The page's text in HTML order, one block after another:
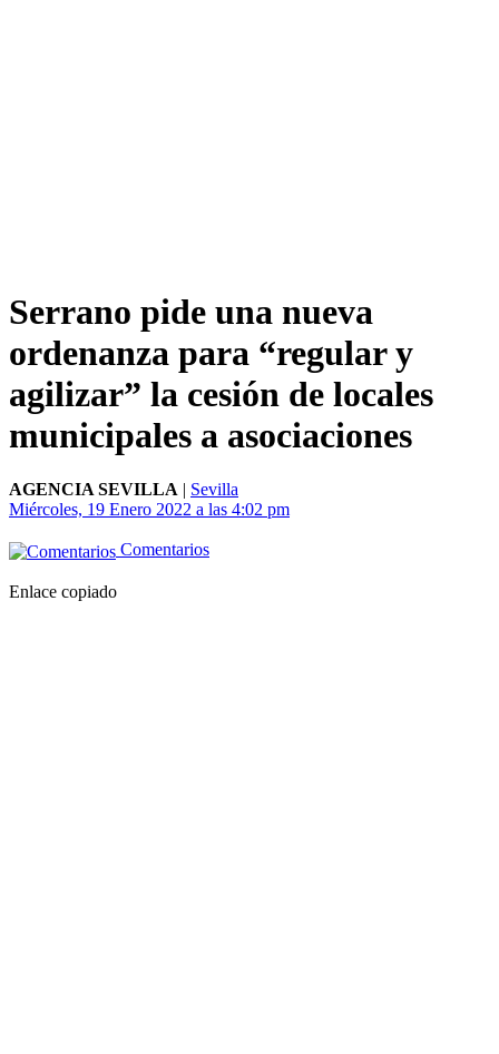
Serrano pide una nueva
ordenanza para “regular y
agilizar” la cesión de locales
municipales a asociaciones
AGENCIA SEVILLA | Sevilla
Miércoles, 19 Enero 2022 a las 4:02 pm
Comentarios
Enlace copiado